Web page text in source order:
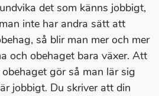
det som känns jobbigt,
inte har andra sätt att
så blir man mer och mer
och obehaget bara växer. Att
gör så man lär sig
jobbigt. Du skriver att din